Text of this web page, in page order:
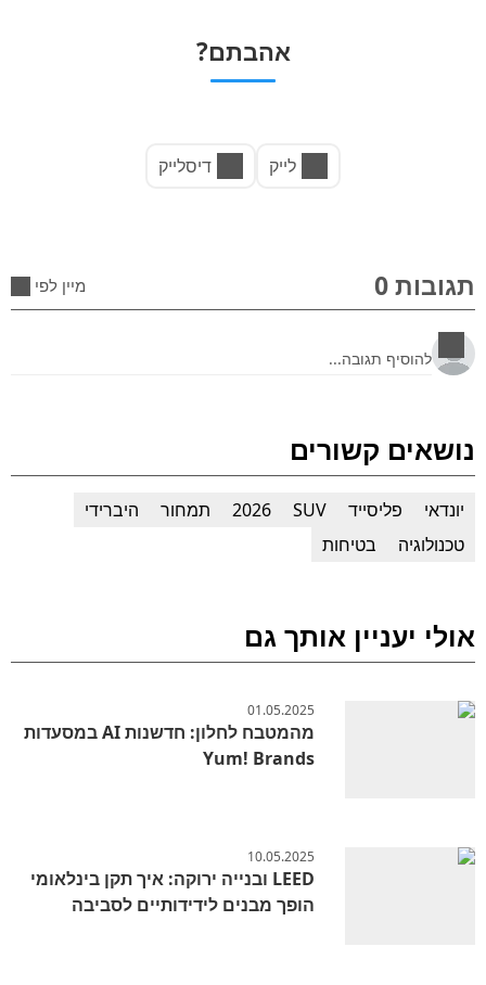
אהבתם?
לייק דיסלייק
תגובות 0 מיין לפי
נושאים קשורים
יונדאי פליסייד SUV
2026 תמחור
היברידי
טכנולוגיה
בטיחות
אולי יעניין אותך גם
01.05.2025
מהמטבח לחלון: חדשנות AI במסעדות
Yum! Brands
10.05.2025
LEED ובנייה ירוקה: איך תקן בינלאומי
הופך מבנים לידידותיים לסביבה